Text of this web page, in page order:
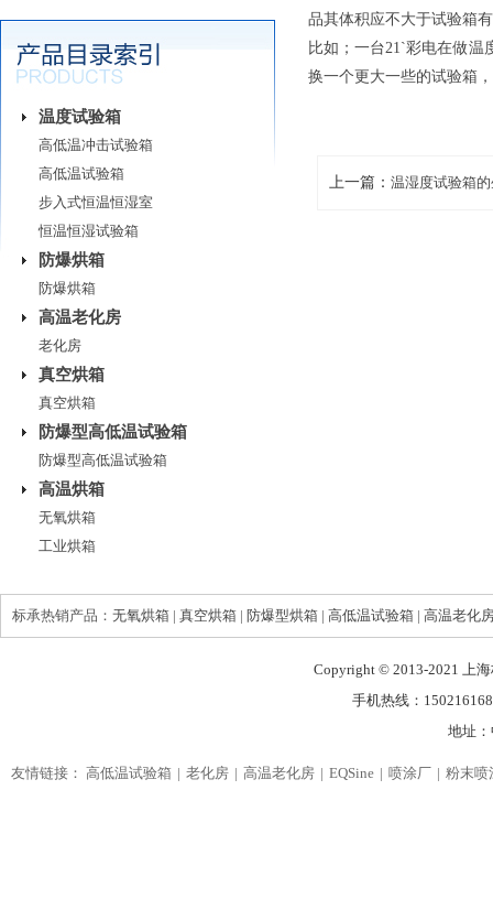
温度试验箱
高低温冲击试验箱
高低温试验箱
步入式恒温恒湿室
恒温恒湿试验箱
防爆烘箱
防爆烘箱
高温老化房
老化房
真空烘箱
真空烘箱
防爆型高低温试验箱
防爆型高低温试验箱
高温烘箱
无氧烘箱
工业烘箱
品其体积应不大于试验箱
比如；一台21`彩电在做
换一个更大一些的试验箱
上一篇：温湿度试验箱
标承热销产品： 无氧烘箱 | 真空烘箱 | 防爆型烘箱 | 高低温试验箱 | 高温老化
Copyright © 2013-2021 上
手机热线：
地址
友情链接： 高低温试验箱 老化房 高温老化房 EQSine 喷涂厂 粉末喷